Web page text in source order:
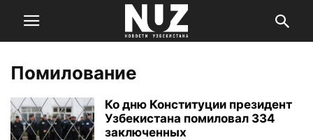
Помилование
Ко дню Конституции президент
Узбекистана помиловал 334
заключенных